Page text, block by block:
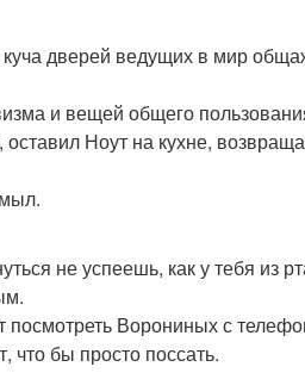
дверей ведущих в мир
и вещей общего
Ноут на кухне,
не успеешь, как у тебя из
посмотреть Ворониных с
что бы просто поссать.